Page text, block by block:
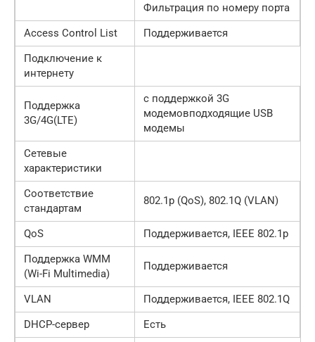
Фильтрация по номеру порта
Access Control List
Поддерживается
Подключение к
интернету
Поддержка
3G/4G(LTE)
с поддержкой 3G
модемовподходящие USB
модемы
Сетевые
характеристики
Соответствие
стандартам
802.1p (QoS), 802.1Q (VLAN)
QoS
Поддерживается, IEEE 802.1p
Поддержка WMM
(Wi-Fi Multimedia)
Поддерживается
VLAN
Поддерживается, IEEE 802.1Q
DHCP-сервер
Есть